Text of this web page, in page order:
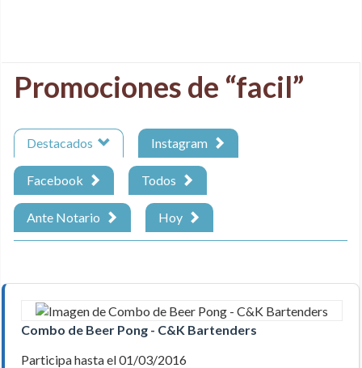
Promociones de “facil”
Destacados Instagram
Facebook Todos
Ante Notario Hoy
Combo de Beer Pong - C&K Bartenders
Participa hasta el 01/03/2016